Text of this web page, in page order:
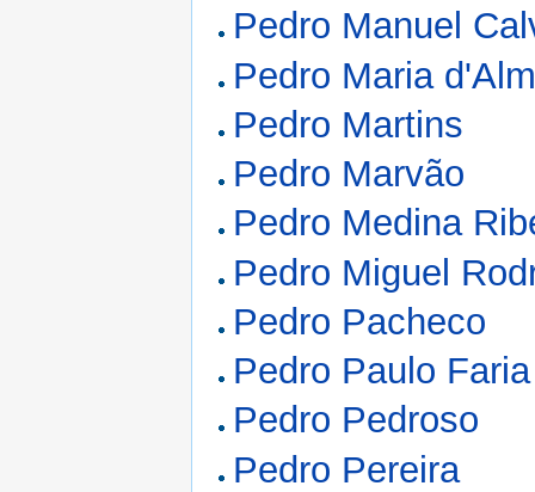
Pedro Manuel
Pedro Maria
Pedro Martins
Pedro Marvão
Pedro Medina
Pedro Miguel
Pedro Pacheco
Pedro Paulo Faria
Pedro Pedroso
Pedro Pereira